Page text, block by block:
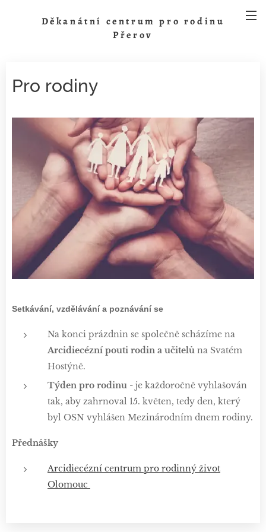
Děkanátní centrum pro rodinu
Přerov
Pro rodiny
Setkávání, vzdělávání a poznávání se
Na konci prázdnin se společně scházíme na
Arcidiecézní pouti rodin a učitelů na Svatém
Hostýně.
Týden pro rodinu - je každoročně vyhlašován
tak, aby zahrnoval 15. květen, tedy den, který
byl OSN vyhlášen Mezinárodním dnem rodiny.
Přednášky
Arcidiecézní centrum pro rodinný život
Olomouc